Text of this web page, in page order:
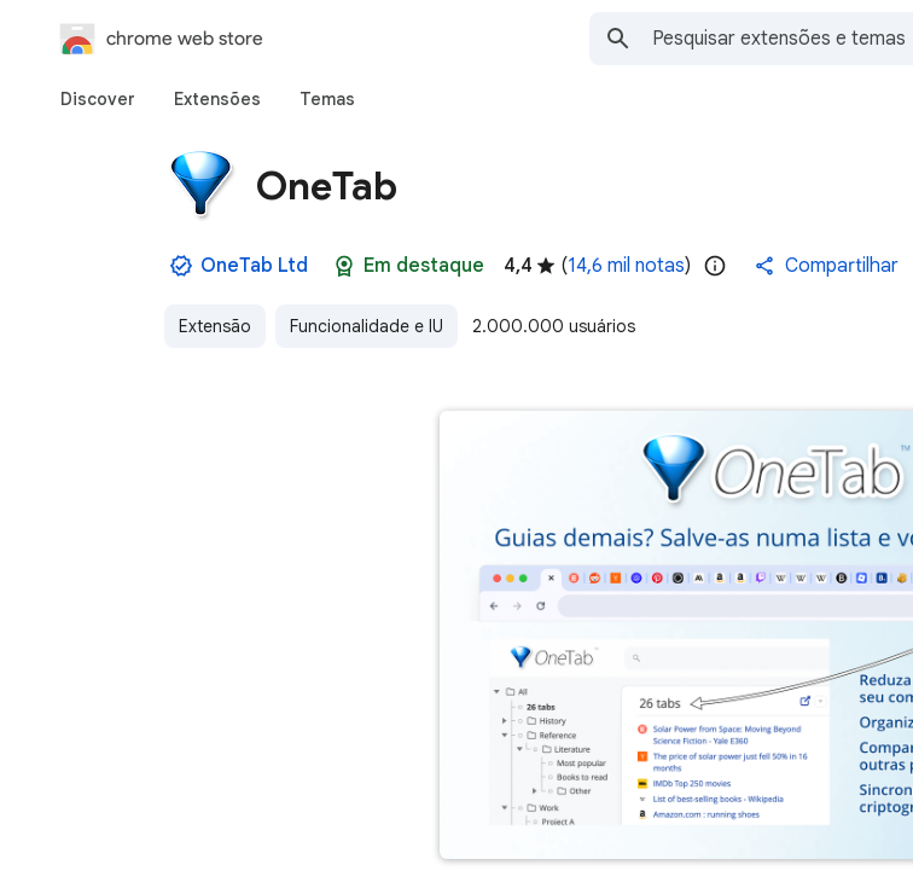
chrome web store
Discover Extensões Temas
OneTab
OneTab Ltd Em destaque 4,4 (14,6 mil notas) Compartilhar
Extensão Funcionalidade e IU 2.000.000 usuários